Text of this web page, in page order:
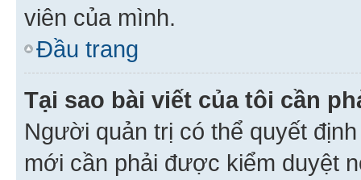
viên của mình.
Đầu trang
Tại sao bài viết của tôi cần
Người quản trị có thể quyết
mới cần phải được kiểm duyệt